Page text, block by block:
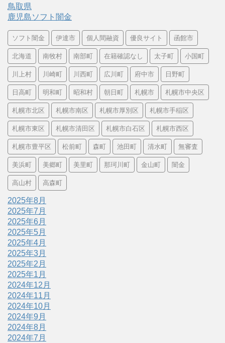
鳥取県
鹿児島ソフト闇金
ソフト闇金 伊達市 個人間融資 優良サイト 函館市
北海道 南牧村 南部町 在籍確認なし 太子町 小国町
川上村 川崎町 川西町 広川町 府中市 日野町
日高町 明和町 昭和村 朝日町 札幌市 札幌市中央区
札幌市北区 札幌市南区 札幌市厚別区 札幌市手稲区
札幌市東区 札幌市清田区 札幌市白石区 札幌市西区
札幌市豊平区 松前町 森町 池田町 清水町 無審査
美浜町 美郷町 美里町 那珂川町 金山町 闇金
高山村 高森町
2025年8月
2025年7月
2025年6月
2025年5月
2025年4月
2025年3月
2025年2月
2025年1月
2024年12月
2024年11月
2024年10月
2024年9月
2024年8月
2024年7月